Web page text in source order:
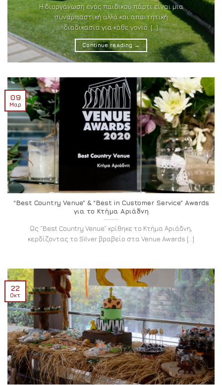
Η διοργάνωση ενός παιδικού πάρτι είναι μια
συναρπαστική αλλά και απαιτητική
διαδικασία για κάθε γονιό. [...]
Continue reading →
“Best Country Venue” & “Best in Customer Service” Awards
για το Κτήμα Αριάδνη
Ως “Best Country Venue” κρίθηκε το Κτήμα Αριάδνη,
κερδίζοντας το Silver βραβείο στα Venue Awards [...]
09
Μαρ
22
Οκτ